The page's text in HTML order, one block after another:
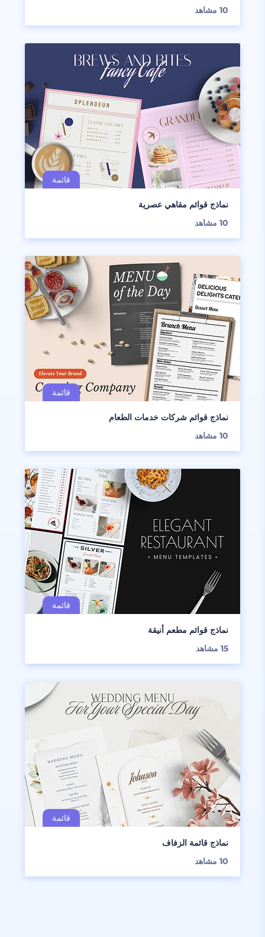
10 مشاهد
نماذج قوائم مقاهي عصرية
10 مشاهد
نماذج قوائم شركات خدمات الطعام
10 مشاهد
نماذج قوائم مطعم أنيقة
15 مشاهد
نماذج قائمة الزفاف
10 مشاهد